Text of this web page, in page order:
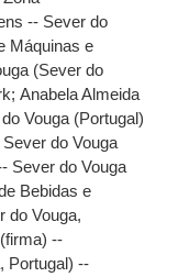
-- Sever do
Máquinas e
(Sever do
;Anabela Almeida
Vouga (Portugal)
do Vouga
Sever do Vouga
Bebidas e
do Vouga,
--
Portugal) --